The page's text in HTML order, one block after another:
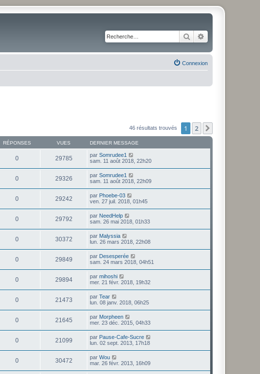
Rechercher
Connexion
46 résultats trouvés 1 2
RÉPONSES VUES DERNIER MESSAGE
0 29785 par Somrudee1
sam. 11 août 2018, 22h20
0 29326 par Somrudee1
sam. 11 août 2018, 22h09
0 29242 par Phoebe-03
ven. 27 juil. 2018, 01h45
0 29792 par NeedHelp
sam. 26 mai 2018, 01h33
0 30372 par Malyssia
lun. 26 mars 2018, 22h08
0 29849 par Desesperée
sam. 24 mars 2018, 04h51
0 29894 par mihoshi
mer. 21 févr. 2018, 19h32
0 21473 par Tear
lun. 08 janv. 2018, 06h25
0 21645 par Morpheen
mer. 23 déc. 2015, 04h33
0 21099 par Pause-Cafe-Sucre
lun. 02 sept. 2013, 17h18
0 30472 par Wou
mar. 26 févr. 2013, 16h09